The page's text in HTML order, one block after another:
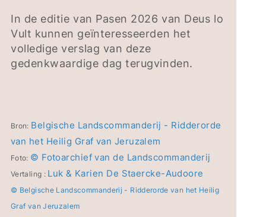
In de editie van Pasen 2026 van Deus lo
Vult kunnen geïnteresseerden het
volledige verslag van deze
gedenkwaardige dag terugvinden.
Bron: Belgische Landscommanderij - Ridderorde
van het Heilig Graf van Jeruzalem
Foto: © Fotoarchief van de Landscommanderij
Vertaling : Luk & Karien De Staercke-Audoore
© Belgische Landscommanderij - Ridderorde van het Heilig
Graf van Jeruzalem